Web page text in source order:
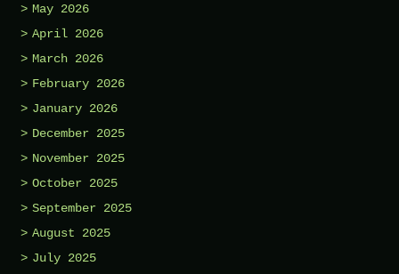
May 2026
April 2026
March 2026
February 2026
January 2026
December 2025
November 2025
October 2025
September 2025
August 2025
July 2025